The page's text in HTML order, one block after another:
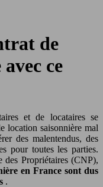
de
ce
et de locataires se
location saisonnière mal
des malentendus, des
pour toutes les parties.
des Propriétaires (CNP),
en France sont dus
.